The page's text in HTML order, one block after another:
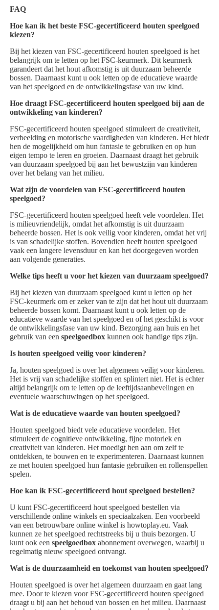
FAQ
Hoe kan ik het beste FSC-gecertificeerd houten speelgoed
kiezen?
Bij het kiezen van FSC-gecertificeerd houten speelgoed is het
belangrijk om te letten op het FSC-keurmerk. Dit keurmerk
garandeert dat het hout afkomstig is uit duurzaam beheerde
bossen. Daarnaast kunt u ook letten op de educatieve waarde
van het speelgoed en de ontwikkelingsfase van uw kind.
Hoe draagt FSC-gecertificeerd houten speelgoed bij aan de
ontwikkeling van kinderen?
FSC-gecertificeerd houten speelgoed stimuleert de creativiteit,
verbeelding en motorische vaardigheden van kinderen. Het biedt
hen de mogelijkheid om hun fantasie te gebruiken en op hun
eigen tempo te leren en groeien. Daarnaast draagt het gebruik
van duurzaam speelgoed bij aan het bewustzijn van kinderen
over het belang van het milieu.
Wat zijn de voordelen van FSC-gecertificeerd houten
speelgoed?
FSC-gecertificeerd houten speelgoed heeft vele voordelen. Het
is milieuvriendelijk, omdat het afkomstig is uit duurzaam
beheerde bossen. Het is ook veilig voor kinderen, omdat het vrij
is van schadelijke stoffen. Bovendien heeft houten speelgoed
vaak een langere levensduur en kan het doorgegeven worden
aan volgende generaties.
Welke tips heeft u voor het kiezen van duurzaam speelgoed?
Bij het kiezen van duurzaam speelgoed kunt u letten op het
FSC-keurmerk om er zeker van te zijn dat het hout uit duurzaam
beheerde bossen komt. Daarnaast kunt u ook letten op de
educatieve waarde van het speelgoed en of het geschikt is voor
de ontwikkelingsfase van uw kind. Bezorging aan huis en het
gebruik van een speelgoedbox kunnen ook handige tips zijn.
Is houten speelgoed veilig voor kinderen?
Ja, houten speelgoed is over het algemeen veilig voor kinderen.
Het is vrij van schadelijke stoffen en splintert niet. Het is echter
altijd belangrijk om te letten op de leeftijdsaanbevelingen en
eventuele waarschuwingen op het speelgoed.
Wat is de educatieve waarde van houten speelgoed?
Houten speelgoed biedt vele educatieve voordelen. Het
stimuleert de cognitieve ontwikkeling, fijne motoriek en
creativiteit van kinderen. Het moedigt hen aan om zelf te
ontdekken, te bouwen en te experimenteren. Daarnaast kunnen
ze met houten speelgoed hun fantasie gebruiken en rollenspellen
spelen.
Hoe kan ik FSC-gecertificeerd hout speelgoed bestellen?
U kunt FSC-gecertificeerd hout speelgoed bestellen via
verschillende online winkels en speciaalzaken. Een voorbeeld
van een betrouwbare online winkel is howtoplay.eu. Vaak
kunnen ze het speelgoed rechtstreeks bij u thuis bezorgen. U
kunt ook een speelgoedbox abonnement overwegen, waarbij u
regelmatig nieuw speelgoed ontvangt.
Wat is de duurzaamheid en toekomst van houten speelgoed?
Houten speelgoed is over het algemeen duurzaam en gaat lang
mee. Door te kiezen voor FSC-gecertificeerd houten speelgoed
draagt u bij aan het behoud van bossen en het milieu. Daarnaast